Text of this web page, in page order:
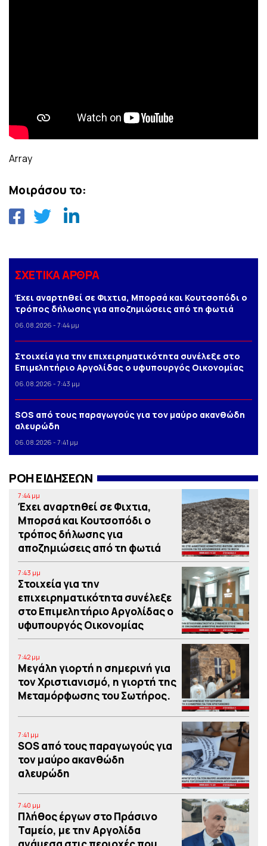
Array
Μοιράσου το:
ΣΧΕΤΙΚΑ ΑΡΘΡΑ
Έχει αναρτηθεί σε Φιχτια, Μπορσά και Κουτσοπόδι ο
τρόπος δήλωσης για αποζημιώσεις από τη φωτιά
06.08.2026 - 7:44 μμ
Στοιχεία για την επιχειρηματικότητα συνέλεξε στο
Επιμελητήριο Αργολίδας ο υφυπουργός Οικονομίας
06.08.2026 - 7:43 μμ
SOS από τους παραγωγούς για τον μαύρο ακανθώδη
αλευρώδη
06.08.2026 - 7:41 μμ
ΡΟΗ ΕΙΔΗΣΕΩΝ
7:44 μμ
Έχει αναρτηθεί σε Φιχτια,
Μπορσά και Κουτσοπόδι ο
τρόπος δήλωσης για
αποζημιώσεις από τη φωτιά
7:43 μμ
Στοιχεία για την
επιχειρηματικότητα συνέλεξε
στο Επιμελητήριο Αργολίδας ο
υφυπουργός Οικονομίας
7:42 μμ
Μεγάλη γιορτή η σημερινή για
τον Χριστιανισμό, η γιορτή της
Μεταμόρφωσης του Σωτήρος.
7:41 μμ
SOS από τους παραγωγούς για
τον μαύρο ακανθώδη
αλευρώδη
7:40 μμ
Πλήθος έργων στο Πράσινο
Ταμείο, με την Αργολίδα